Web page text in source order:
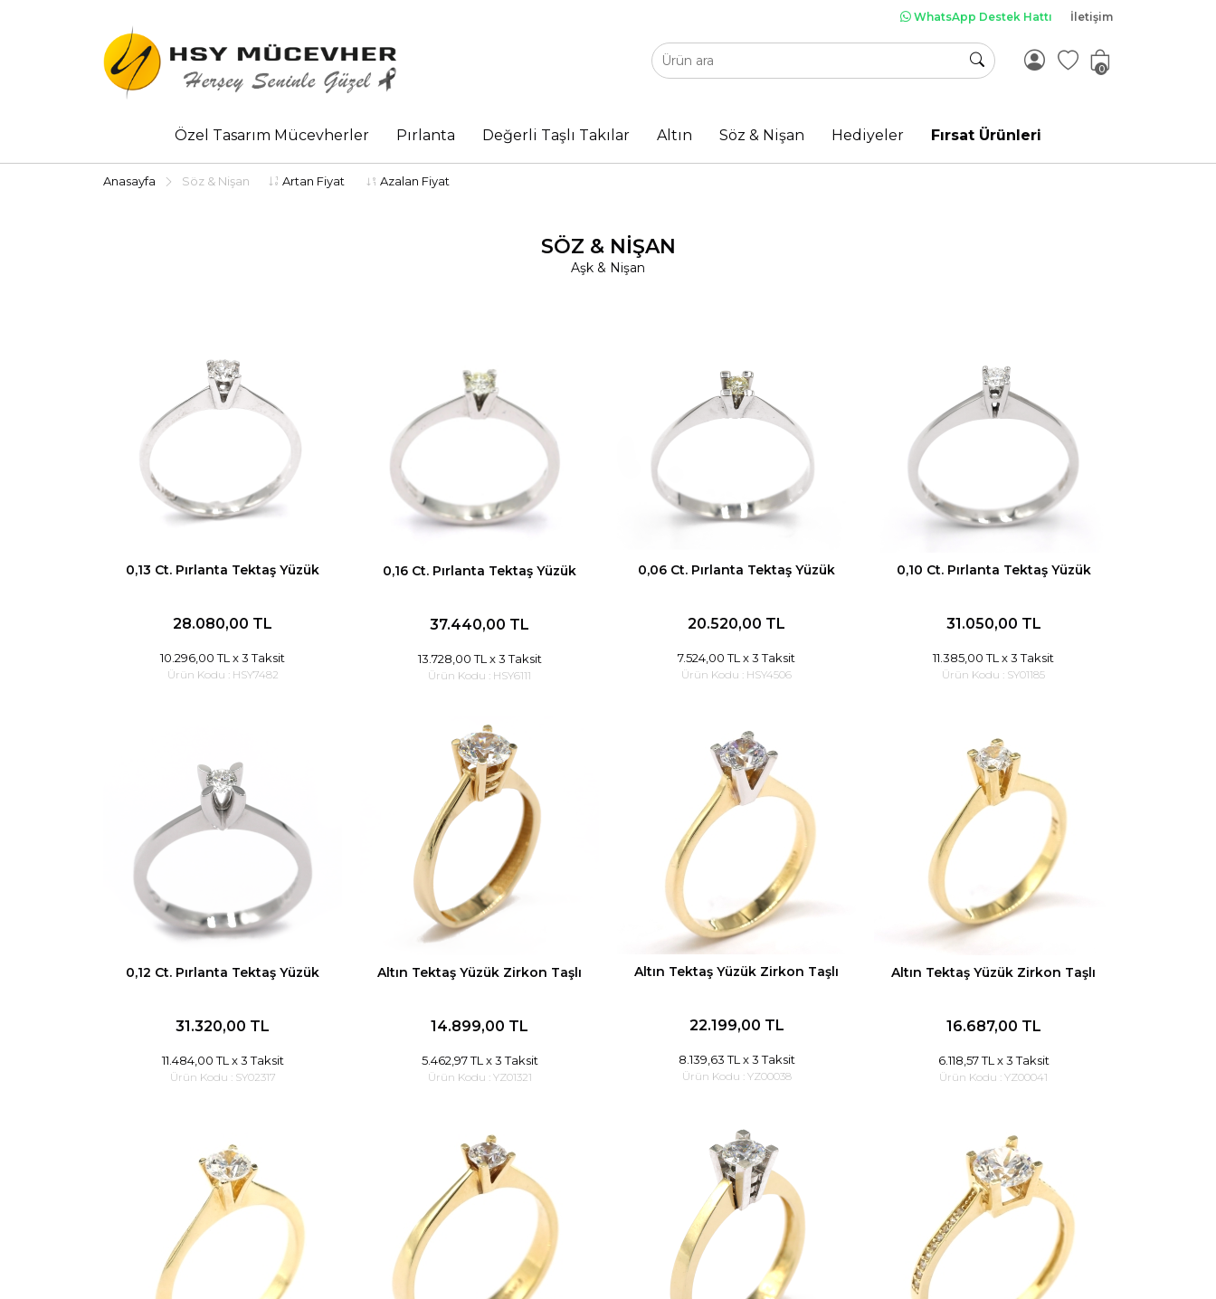
WhatsApp Destek Hattı İletişim
0
Özel Tasarım Mücevherler Pırlanta Değerli Taşlı Takılar Altın Söz & Nişan Hediyeler Fırsat Ürünleri
Anasayfa Söz & Nişan Artan Fiyat Azalan Fiyat
SÖZ & NIŞAN
Aşk & Nişan
0,13 Ct. Pırlanta Tektaş Yüzük
28.080,00 TL
10.296,00 TL x 3 Taksit
Ürün Kodu : HSY7482
0,16 Ct. Pırlanta Tektaş Yüzük
37.440,00 TL
13.728,00 TL x 3 Taksit
Ürün Kodu : HSY6111
0,06 Ct. Pırlanta Tektaş Yüzük
20.520,00 TL
7.524,00 TL x 3 Taksit
Ürün Kodu : HSY4506
0,10 Ct. Pırlanta Tektaş Yüzük
31.050,00 TL
11.385,00 TL x 3 Taksit
Ürün Kodu : SY01185
0,12 Ct. Pırlanta Tektaş Yüzük
31.320,00 TL
11.484,00 TL x 3 Taksit
Ürün Kodu : SY02317
Altın Tektaş Yüzük Zirkon Taşlı
14.899,00 TL
5.462,97 TL x 3 Taksit
Ürün Kodu : YZ01321
Altın Tektaş Yüzük Zirkon Taşlı
22.199,00 TL
8.139,63 TL x 3 Taksit
Ürün Kodu : YZ00038
Altın Tektaş Yüzük Zirkon Taşlı
16.687,00 TL
6.118,57 TL x 3 Taksit
Ürün Kodu : YZ00041